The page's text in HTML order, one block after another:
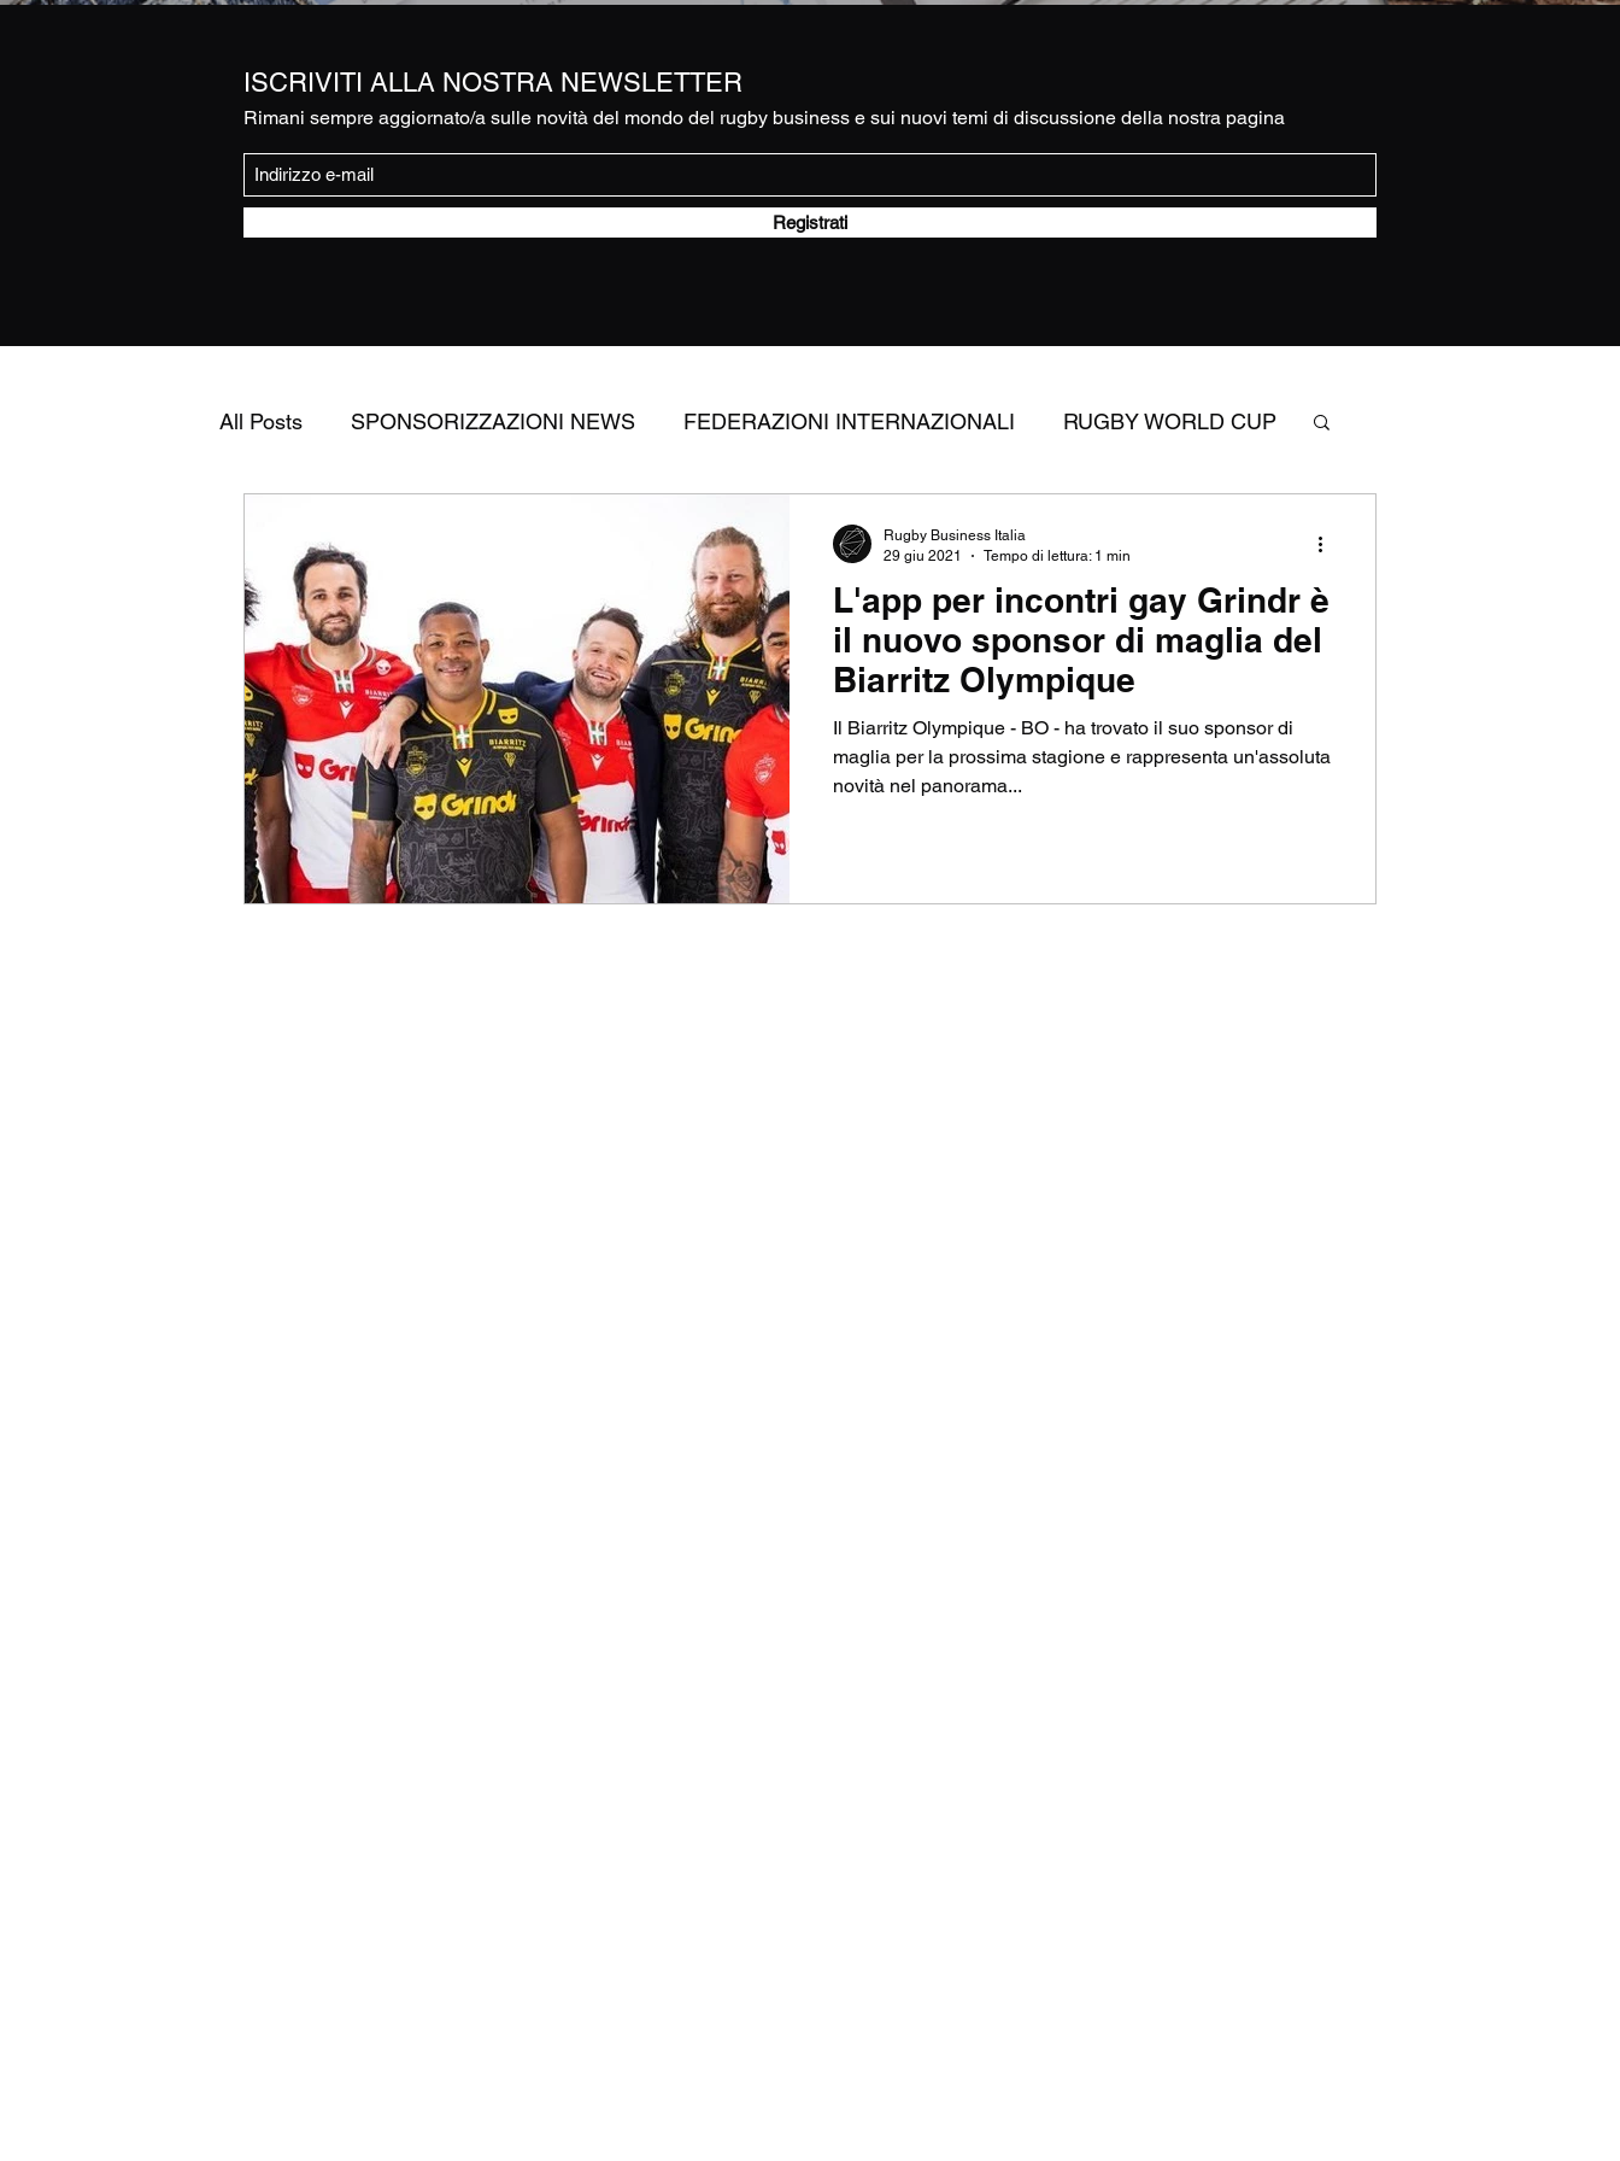
ISCRIVITI ALLA NOSTRA NEWSLETTER
Rimani sempre aggiornato/a sulle novità del mondo del rugby business e sui nuovi temi di discussione della nostra pagina
Registrati
All Posts SPONSORIZZAZIONI NEWS FEDERAZIONI INTERNAZIONALI RUGBY WORLD CUP
UNITED RUGBY CHAMPIONSHIP TOP14 SEVENS CHAMPIONS CUP
CHALLENGE CUP PREMIERSHIP RUGBY RUGBY BUSINESS
L'app per incontri gay Grindr è
il nuovo sponsor di maglia del
Biarritz Olympique
Il Biarritz Olympique - BO - ha trovato il suo sponsor di
maglia per la prossima stagione e rappresenta un'assoluta
novità nel panorama...
Rugby Business Italia
29 giu 2021
Tempo di lettura: 1 min